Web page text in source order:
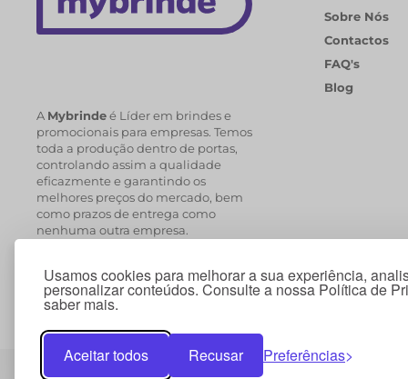
Usamos cookies para melhorar a sua experiência,
personalizar conteúdos. Consulte a nossa Política de
saber mais.
Aceitar todos Recusar Preferências
A Mybrindeé Líder em brindes e
promocionais para empresas. Temos
toda a produção dentro de portas,
controlando assim a qualidade
eficazmente e garantindo os
melhores preços do mercado, bem
como prazos de entrega como
nenhuma outra empresa.
Sobre Nós
Contactos
FAQ's
Blog
© 2026 Copyright Mybrinde . Todos os direitos reservados.